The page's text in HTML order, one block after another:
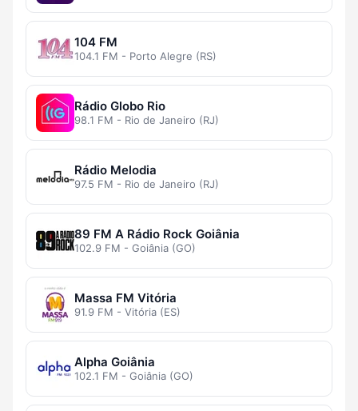
104 FM
104.1 FM - Porto Alegre (RS)
Rádio Globo Rio
98.1 FM - Rio de Janeiro (RJ)
Rádio Melodia
97.5 FM - Rio de Janeiro (RJ)
89 FM A Rádio Rock Goiânia
102.9 FM - Goiânia (GO)
Massa FM Vitória
91.9 FM - Vitória (ES)
Alpha Goiânia
102.1 FM - Goiânia (GO)